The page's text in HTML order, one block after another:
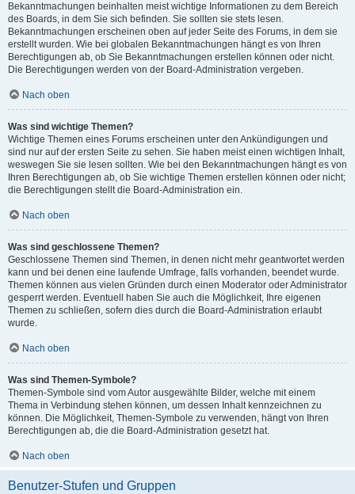
Bekanntmachungen beinhalten meist wichtige Informationen zu dem Bereich
des Boards, in dem Sie sich befinden. Sie sollten sie stets lesen.
Bekanntmachungen erscheinen oben auf jeder Seite des Forums, in dem sie
erstellt wurden. Wie bei globalen Bekanntmachungen hängt es von Ihren
Berechtigungen ab, ob Sie Bekanntmachungen erstellen können oder nicht.
Die Berechtigungen werden von der Board-Administration vergeben.
Nach oben
Was sind wichtige Themen?
Wichtige Themen eines Forums erscheinen unter den Ankündigungen und
sind nur auf der ersten Seite zu sehen. Sie haben meist einen wichtigen Inhalt,
weswegen Sie sie lesen sollten. Wie bei den Bekanntmachungen hängt es von
Ihren Berechtigungen ab, ob Sie wichtige Themen erstellen können oder nicht;
die Berechtigungen stellt die Board-Administration ein.
Nach oben
Was sind geschlossene Themen?
Geschlossene Themen sind Themen, in denen nicht mehr geantwortet werden
kann und bei denen eine laufende Umfrage, falls vorhanden, beendet wurde.
Themen können aus vielen Gründen durch einen Moderator oder Administrator
gesperrt werden. Eventuell haben Sie auch die Möglichkeit, Ihre eigenen
Themen zu schließen, sofern dies durch die Board-Administration erlaubt
wurde.
Nach oben
Was sind Themen-Symbole?
Themen-Symbole sind vom Autor ausgewählte Bilder, welche mit einem
Thema in Verbindung stehen können, um dessen Inhalt kennzeichnen zu
können. Die Möglichkeit, Themen-Symbole zu verwenden, hängt von Ihren
Berechtigungen ab, die die Board-Administration gesetzt hat.
Nach oben
Benutzer-Stufen und Gruppen